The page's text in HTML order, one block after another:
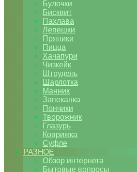
Булочки
Бисквит
Пахлава
Лепешки
Пряники
Пицца
Хачапури
Чизкейк
Штрудель
Шарлотка
Манник
Запеканка
Пончики
Творожник
Глазурь
Коврижка
Суфле
РАЗНОЕ
Обзор интернета
Бытовые вопросы